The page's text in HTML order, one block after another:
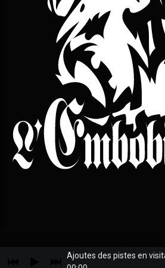
Ajoutes des pistes en